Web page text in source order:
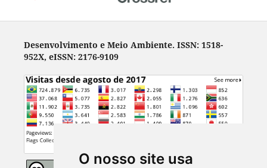
O nosso site usa
Desenvolvimento e Meio Ambiente. ISSN: 1518-
952X, eISSN: 2176-9109